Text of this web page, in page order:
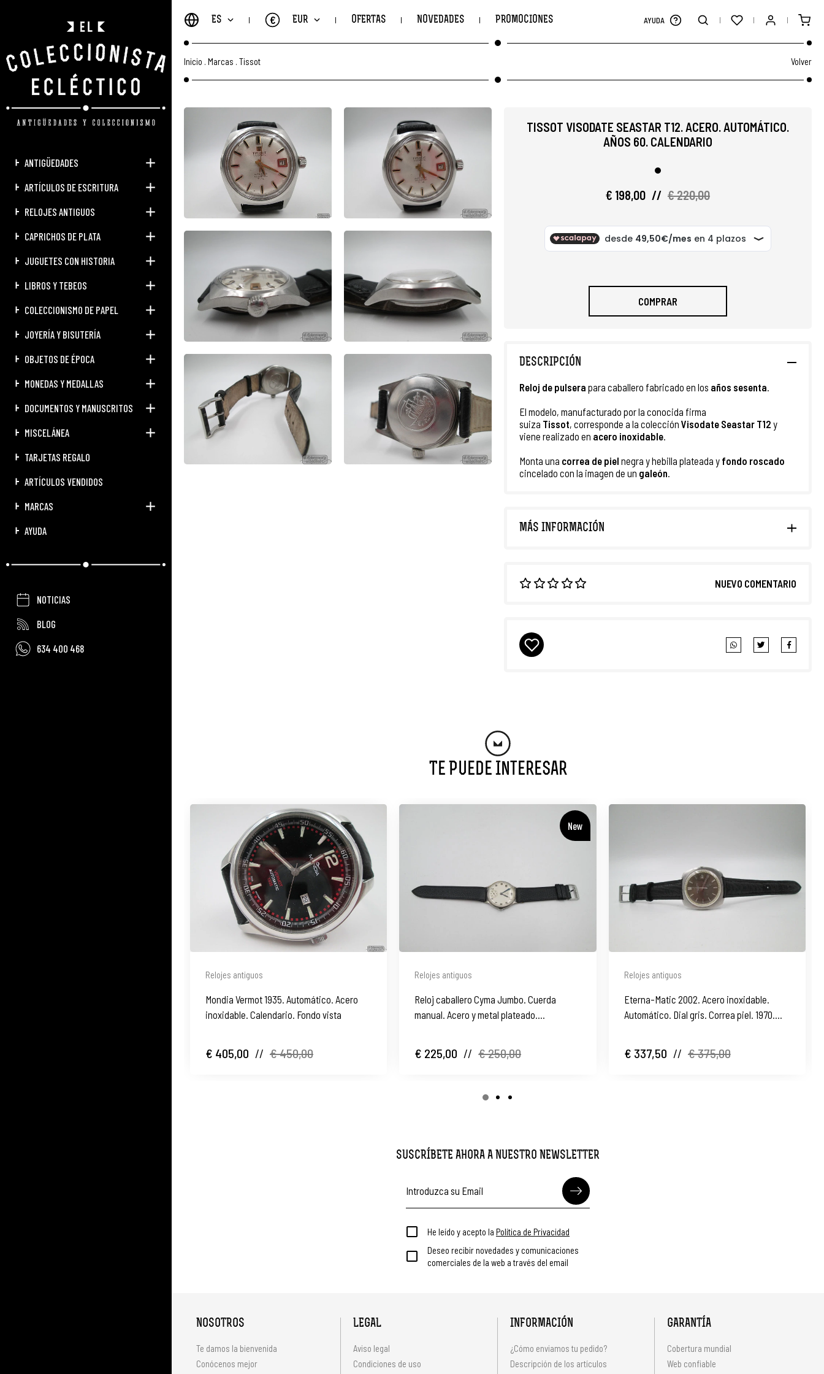
ANTIGÜEDADES
ARTÍCULOS DE ESCRITURA
RELOJES ANTIGUOS
CAPRICHOS DE PLATA
JUGUETES CON HISTORIA
LIBROS Y TEBEOS
COLECCIONISMO DE PAPEL
JOYERÍA Y BISUTERÍA
OBJETOS DE ÉPOCA
MONEDAS Y MEDALLAS
DOCUMENTOS Y MANUSCRITOS
MISCELÁNEA
TARJETAS REGALO
ARTÍCULOS VENDIDOS
MARCAS
AYUDA
NOTICIAS
BLOG
634 400 468
ES EUR
€ OFERTAS NOVEDADES PROMOCIONES AYUDA
Inicio Marcas Tissot Volver
TISSOT VISODATE SEASTAR T12. ACERO. AUTOMÁTICO.
AÑOS 60. CALENDARIO
€ 198,00 // € 220,00
COMPRAR
DESCRIPCIÓN
Reloj de pulsera para caballero fabricado en los años sesenta.
El modelo, manufacturado por la conocida firma
suiza Tissot, corresponde a la colección Visodate Seastar T12 y
viene realizado en acero inoxidable.
Monta una correa de piel negra y hebilla plateada y fondo roscado
cincelado con la imagen de un galeón.
MÁS INFORMACIÓN
NUEVO COMENTARIO
Te Puede Interesar
Relojes antiguos
Mondia Vermot 1935. Automático. Acero
inoxidable. Calendario. Fondo vista
€ 405,00 // € 450,00
New
Relojes antiguos
Reloj caballero Cyma Jumbo. Cuerda
manual. Acero y metal plateado.
€ 225,00 // € 250,00
Relojes antiguos
Eterna-Matic 2002. Acero inoxidable.
Automático. Dial gris. Correa piel. 1970.
€ 337,50 // € 375,00
SUSCRÍBETE AHORA A NUESTRO NEWSLETTER
He leído y acepto la Política de Privacidad
Deseo recibir novedades y comunicaciones
comerciales de la web a través del email
NOSOTROS
Te damos la bienvenida
Conócenos mejor
LEGAL
Aviso legal
Condiciones de uso
INFORMACIÓN
¿Cómo enviamos tu pedido?
Descripción de los artículos
GARANTÍA
Cobertura mundial
Web confiable